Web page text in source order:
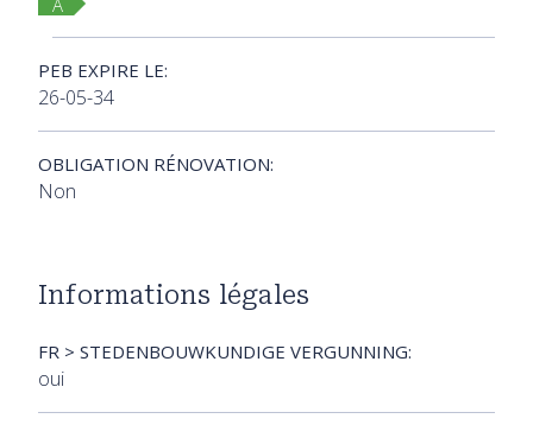
A
PEB EXPIRE LE:
26-05-34
OBLIGATION RÉNOVATION:
Non
Informations légales
FR > STEDENBOUWKUNDIGE VERGUNNING:
oui